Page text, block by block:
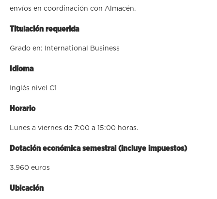
envíos en coordinación con Almacén.
Titulación requerida
Grado en: International Business
Idioma
Inglés nivel C1
Horario
Lunes a viernes de 7:00 a 15:00 horas.
Dotación económica semestral (incluye impuestos)
3.960 euros
Ubicación